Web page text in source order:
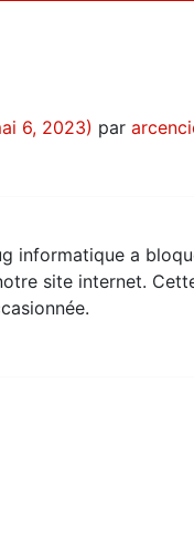
6, 2023) par
informatique a
site internet.
articles